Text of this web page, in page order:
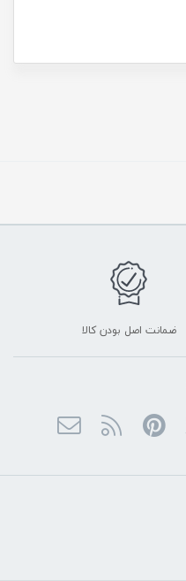
ضمانت اصل بودن کالا